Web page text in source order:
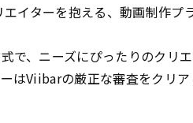
イターを抱える、動画制作プ
で、ニーズにぴったりのクリ
はViibarの厳正な審査をクリ